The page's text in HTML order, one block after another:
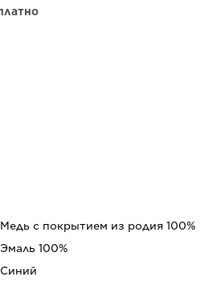
Медь с покрытием из родия 100%
Эмаль 100%
Синий